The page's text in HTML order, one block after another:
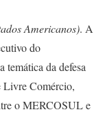
Americanos). A
do
temática da defesa
Livre Comércio,
o MERCOSUL e